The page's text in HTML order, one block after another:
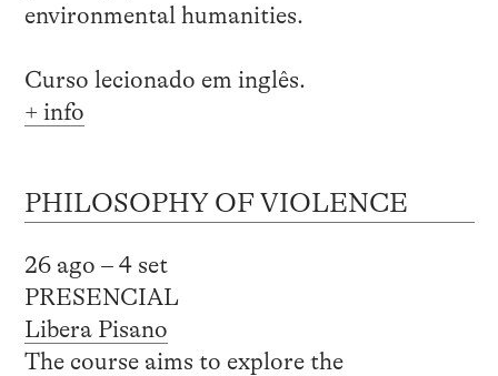
environmental humanities.
Curso lecionado em inglês.
+ info
PHILOSOPHY OF VIOLENCE
26 ago – 4 set
PRESENCIAL
Libera Pisano
The course aims to explore the